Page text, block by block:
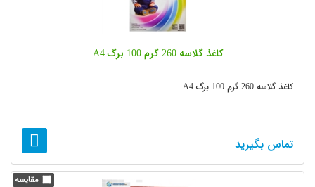
کاغذ گلاسه 260 گرم 100 برگ A4
کاغذ گلاسه 260 گرم 100 برگ A4
تماس بگیرید